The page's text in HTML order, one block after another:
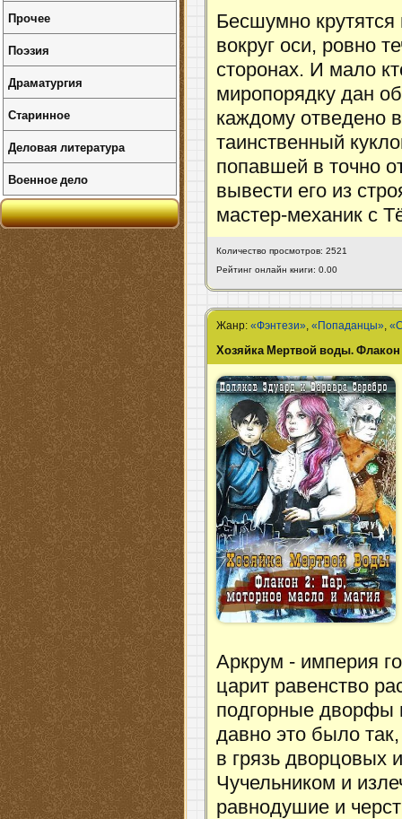
Бесшумно
вокруг оси, ровно
сторонах. И мало
миропорядку дан
каждому отведено
таинственный
попавшей в точно
вывести его из
мастер-механик с
Количество просмотров: 2521
Рейтинг онлайн книги: 0.00
Жанр:«Фэнтези»,«Попаданцы»,
Хозяйка Мертвой воды.
Аркрум - империя
царит равенство
подгорные дворфы
давно это было
в грязь дворцовых
Чучельником и
равнодушие и
Прочее
Поэзия
Драматургия
Старинное
Деловая литература
Военное дело